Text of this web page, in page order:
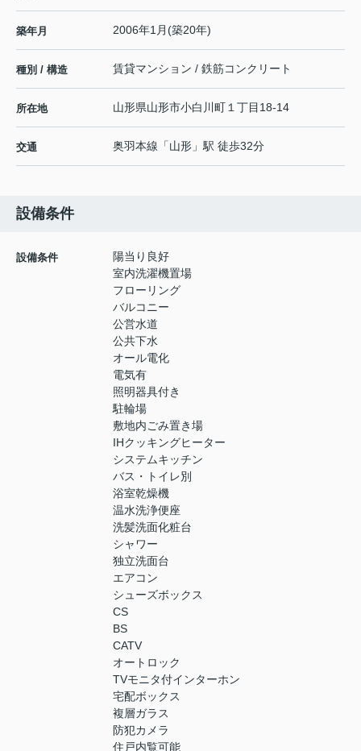
築年月 2006年1月(築20年)
種別 / 構造 賃貸マンション / 鉄筋コンクリート
所在地 山形県山形市小白川町１丁目18-14
交通 奥羽本線 「山形 」駅 徒歩32分
設備条件
設備条件
陽当り良好
室内洗濯機置場
フローリング
バルコニー
公営水道
公共下水
オール電化
電気有
照明器具付き
駐輪場
敷地内ごみ置き場
IHクッキングヒーター
システムキッチン
バス・トイレ別
浴室乾燥機
温水洗浄便座
洗髪洗面化粧台
シャワー
独立洗面台
エアコン
シューズボックス
CS
BS
CATV
オートロック
TVモニタ付インターホン
宅配ボックス
複層ガラス
防犯カメラ
住戸内覧可能